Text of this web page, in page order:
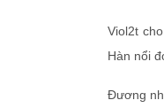
Viol2t
Hàn nổi
Đương